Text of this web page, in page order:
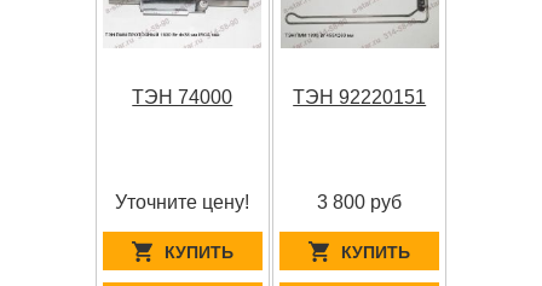
ТЭН 74000
Уточните цену!
КУПИТЬ
ТЭН 92220151
3 800 руб
КУПИТЬ